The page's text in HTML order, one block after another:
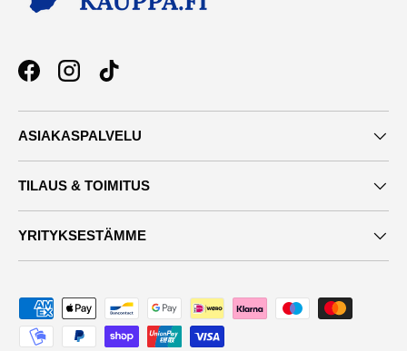
FacebookInstagramTikTok
ASIAKASPALVELU
TILAUS & TOIMITUS
YRITYKSESTÄMME
Maksutavat